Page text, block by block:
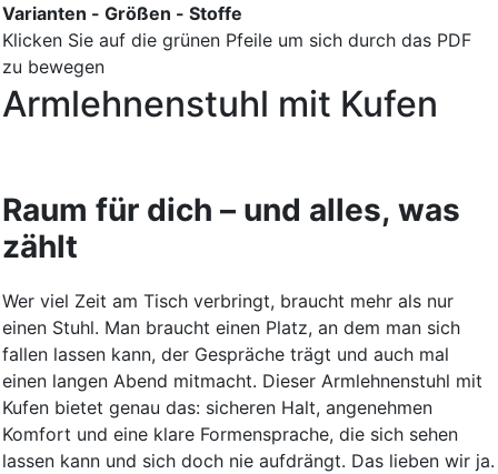
Varianten - Größen - Stoffe
Klicken Sie auf die grünen Pfeile um sich durch das PDF
zu bewegen
Armlehnenstuhl mit Kufen
Raum für dich – und alles, was
zählt
Wer viel Zeit am Tisch verbringt, braucht mehr als nur
einen Stuhl. Man braucht einen Platz, an dem man sich
fallen lassen kann, der Gespräche trägt und auch mal
einen langen Abend mitmacht. Dieser Armlehnenstuhl mit
Kufen bietet genau das: sicheren Halt, angenehmen
Komfort und eine klare Formensprache, die sich sehen
lassen kann und sich doch nie aufdrängt. Das lieben wir ja.